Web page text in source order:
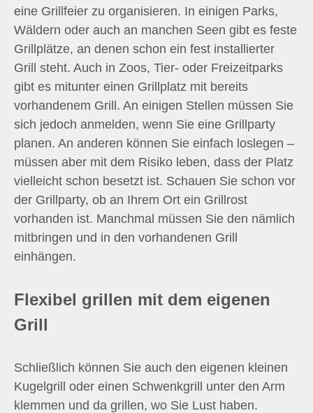
eine Grillfeier zu organisieren. In einigen Parks,
Wäldern oder auch an manchen Seen gibt es feste
Grillplätze, an denen schon ein fest installierter
Grill steht. Auch in Zoos, Tier- oder Freizeitparks
gibt es mitunter einen Grillplatz mit bereits
vorhandenem Grill. An einigen Stellen müssen Sie
sich jedoch anmelden, wenn Sie eine Grillparty
planen. An anderen können Sie einfach loslegen –
müssen aber mit dem Risiko leben, dass der Platz
vielleicht schon besetzt ist. Schauen Sie schon vor
der Grillparty, ob an Ihrem Ort ein Grillrost
vorhanden ist. Manchmal müssen Sie den nämlich
mitbringen und in den vorhandenen Grill
einhängen.
Flexibel grillen mit dem eigenen
Grill
Schließlich können Sie auch den eigenen kleinen
Kugelgrill oder einen Schwenkgrill unter den Arm
klemmen und da grillen, wo Sie Lust haben.